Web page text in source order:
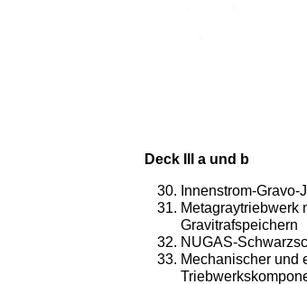
Deck III a und b
Innenstrom-Gravo-
Metagraytriebwerk
Gravitrafspeichern
NUGAS-
Mechanischer und